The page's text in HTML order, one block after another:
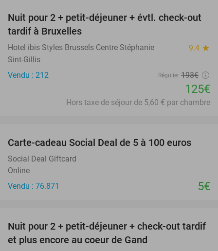
35%
Nuit pour 2 + petit-déjeuner + évtl. check-out
tardif à Bruxelles
Hotel ibis Styles Brussels Centre Stéphanie 9.4 star
Sint-Gillis
Vendu : 212
Régulier 193€
125€
Hors taxe de séjour de 5,60 € par chambre
Carte-cadeau Social Deal de 5 à 100 euros
Social Deal Giftcard
Online
Vendu : 76.871
5€
34%
Nuit pour 2 + petit-déjeuner + check-out tardif
et plus encore au coeur de Gand